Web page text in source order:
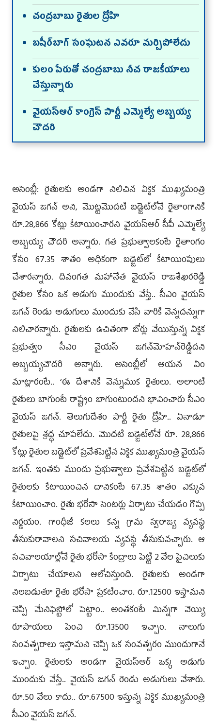
చంద్రబాబు రైతుల ద్రోహి
బషీర్‌బాగ్‌ సంఘటన ఎవరూ మర్చిపోలేదు
కులం పేరుతో చంద్రబాబు నీచ రాజకీయాలు
చేస్తున్నారు
వైయస్‌ఆర్‌ కాంగ్రెస్‌ పార్టీ ఎమ్మెల్యే అబ్బయ్య
చౌదరి
అసెంబ్లీ: రైతులకు అండగా నిలిచిన ఏకైక ముఖ్యమంత్రి
వైయస్‌ జగన్‌ అని, మొట్టమొదటి బడ్జెట్‌లోనే రైతాంగానికి
రూ.28,866 కోట్లు కేటాయించారని వైయస్‌ఆర్‌ సీపీ ఎమ్మెల్యే
అబ్బయ్య చౌదరి అన్నారు. గత ప్రభుత్వాలకంటే రైతాంగం
కోసం 67.35 శాతం అధికంగా బడ్జెట్‌లో కేటాయింపులు
చేశారన్నారు. దివంగత మహానేత వైయస్‌ రాజశేఖరరెడ్డి
రైతుల కోసం ఒక అడుగు ముందుకు వేస్తే.. సీఎం వైయస్‌
జగన్‌ రెండు అడుగులు ముందుకు వేసి వారికి వెన్నదన్నుగా
నిలిచారన్నారు. రైతులకు ఉచితంగా బోర్లు వేయిస్తున్న ఏకైక
ప్రభుత్వం సీఎం వైయస్‌ జగన్‌మోహన్‌రెడ్డిదని
అబ్బయ్యచౌదరి అన్నారు. అసెంబ్లీలో ఆయన ఏం
మాట్లారంటే.. ‘ఈ దేశానికి వెన్నుముక రైతులు. అలాంటి
రైతులు బాగుంటే రాష్ట్రం బాగుంటుందని భావించారు సీఎం
వైయస్‌ జగన్‌. తెలుగుదేశం పార్టీ రైతు ద్రోహి.. ఏనాడూ
రైతులపై శ్రద్ధ చూపలేదు. మొదటి బడ్జెట్‌లోనే రూ. 28,866
కోట్లు రైతుల బడ్జెట్‌లో ప్రవేశపెట్టిన ఏకైక ముఖ్యమంత్రి వైయస్‌
జగన్‌. ఇంతకు ముందు ప్రభుత్వాలు ప్రవేశపెట్టిన బడ్జెట్‌లో
రైతులకు కేటాయించిన దానికంటే 67.35 శాతం ఎక్కువ
కేటాయించాం. రైతు భరోసా సెంటర్లు ఏర్పాటు చేయడం గొప్ప
నిర్ణయం. గాంధీజీ కలలు కన్న గ్రామ స్వరాజ్య వ్యవస్థ
తీసుకురావాలని సచివాలయ వ్యవస్థ తీసుకువచ్చారు. ఆ
సచివాలయాల్లోనే రైతు భరోసా కేంద్రాలు పెట్టి 2 వేల పైచిలుకు
ఏర్పాటు చేయాలని ఆలోచిస్తుంది. రైతులకు అండగా
నిలబడుతూ రైతు భరోసా ప్రకటించాం. రూ.12500 ఇస్తామని
చెప్పి మేనిఫెస్టోలో పెట్టాం.. అంతకంటే మిన్నగా వెయ్యి
రూపాయలు పెంచి రూ.13500 ఇచ్చాం. నాలుగు
సంవత్సరాలు ఇస్తామని చెప్పి ఒక సంవత్సరం ముందుగానే
ఇచ్చాం. రైతులకు అండగా వైయస్‌ఆర్‌ ఒక్క అడుగు
ముందుకు వేస్తే.. వైయస్‌ జగన్‌ రెండు అడుగులు వేశారు.
రూ.50 వేలు కాదు.. రూ.67500 ఇస్తున్న ఏకైక ముఖ్యమంత్రి
సీఎం వైయస్‌ జగన్‌.